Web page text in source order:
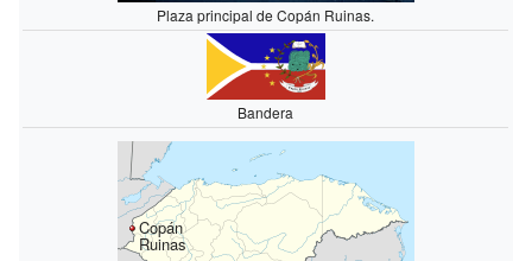
Plaza principal de Copán Ruinas.
Bandera
Copán
Ruinas